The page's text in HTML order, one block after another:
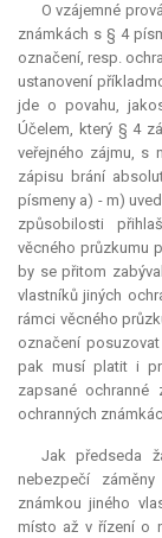
O vzájemné
známkách s § 4
označení, resp.
ustanovení
jde o povahu,
Účelem, který § 4
veřejného zájmu, s
zápisu brání
písmeny a) - m)
způsobilosti
věcného průzkumu
by se přitom
vlastníků jiných
rámci věcného
označení
pak musí platit i
zapsané
ochranných
Jak předseda
nebezpečí
známkou jiného
místo až v řízení o